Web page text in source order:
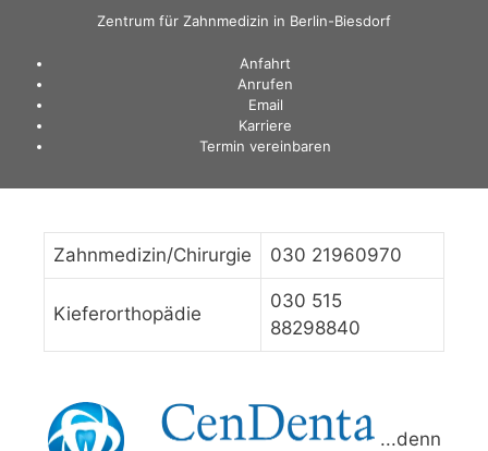
springen
Zentrum für Zahnmedizin in Berlin-Biesdorf
Anfahrt
Anrufen
Email
Karriere
Termin vereinbaren
Zahnmedizin/Chirurgie 030 21960970
Kieferorthopädie
030 515
88298840
...denn